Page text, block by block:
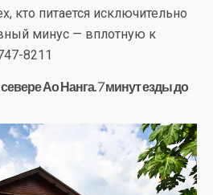
кто питается исключительно
минус — вплотную к
8211
Ао Нанга. 7 минут езды до